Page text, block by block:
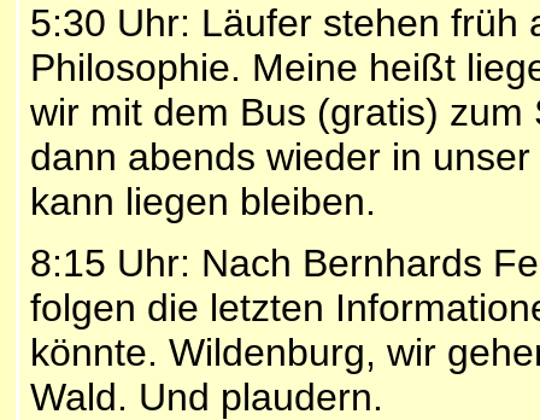
5:30 Uhr: Läufer stehen früh
Philosophie. Meine heißt
wir mit dem Bus (gratis)
dann abends wieder in
kann liegen bleiben.
8:15 Uhr: Nach Bernhards
folgen die letzten
könnte. Wildenburg, wir
Wald. Und plaudern.